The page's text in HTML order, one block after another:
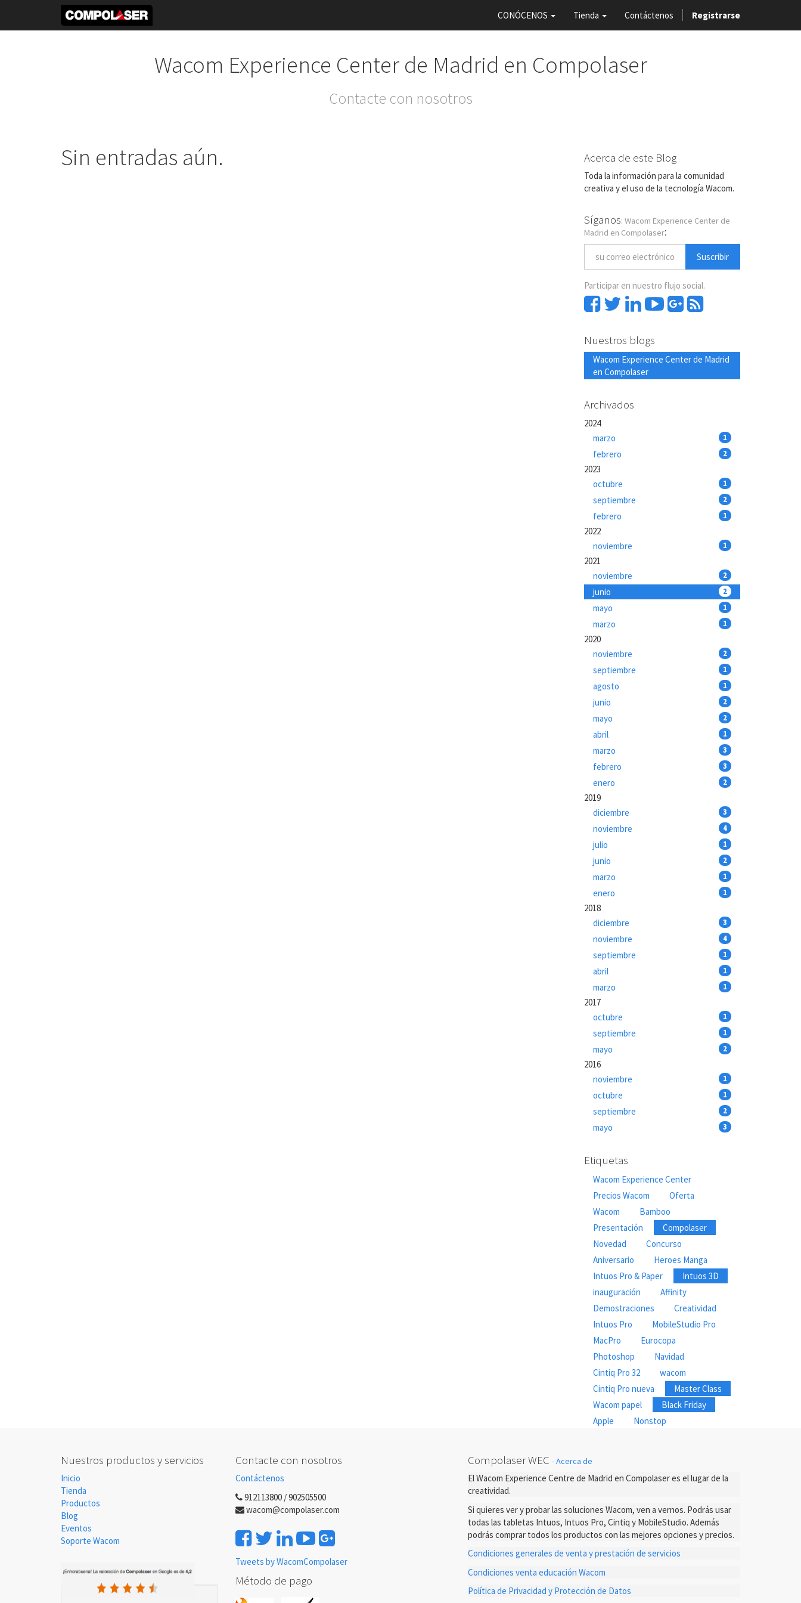
CONÓCENOS Tienda Contáctenos Registrarse
Wacom Experience Center de Madrid en Compolaser
Contacte con nosotros
Sin entradas aún. Acerca de este Blog
Toda la información para la comunidad
creativa y el uso de la tecnología Wacom.
Síganos: Wacom Experience Center de
Madrid en Compolaser:
Suscribir
Participar en nuestro flujo social.
Nuestros blogs
Wacom Experience Center de Madrid
en Compolaser
Archivados
2024
marzo
1
febrero 2
2023
octubre
1
septiembre 2
febrero 1
2022
noviembre
1
2021
noviembre
2
junio 2
mayo 1
marzo 1
2020
noviembre
2
septiembre 1
agosto 1
junio 2
mayo 2
abril 1
marzo 3
febrero 3
enero 2
2019
diciembre
3
noviembre 4
julio 1
junio 2
marzo 1
enero 1
2018
diciembre
3
noviembre 4
septiembre 1
abril 1
marzo 1
2017
octubre
1
septiembre 1
mayo 2
2016
noviembre
1
octubre 1
septiembre 2
mayo 3
Etiquetas
Wacom Experience Center
Precios Wacom
Oferta
Wacom
Bamboo
Presentación
Compolaser
Novedad
Concurso
Aniversario
Heroes Manga
Intuos Pro & Paper
Intuos 3D
inauguración
Affinity
Demostraciones
Creatividad
Intuos Pro
MobileStudio Pro
MacPro
Eurocopa
Photoshop
Navidad
Cintiq Pro 32
wacom
Cintiq Pro nueva
Master Class
Wacom papel
Black Friday
Apple
Nonstop
Nuestros productos y servicios
Inicio
Tienda
Productos
Blog
Eventos
Soporte Wacom
Contacte con nosotros
Contáctenos
912113800 / 902505500
wacom@compolaser.com
Tweets by WacomCompolaser
Método de pago
Compolaser WEC -Acerca de
El Wacom Experience Centre de Madrid en Compolaser es el lugar de la
creatividad.
Si quieres ver y probar las soluciones Wacom, ven a vernos. Podrás usar
todas las tabletas Intuos, Intuos Pro, Cintiq y MobileStudio. Además
podrás comprar todos los productos con las mejores opciones y precios.
Condiciones generales de venta y prestación de servicios
Condiciones venta educación Wacom
Política de Privacidad y Protección de Datos